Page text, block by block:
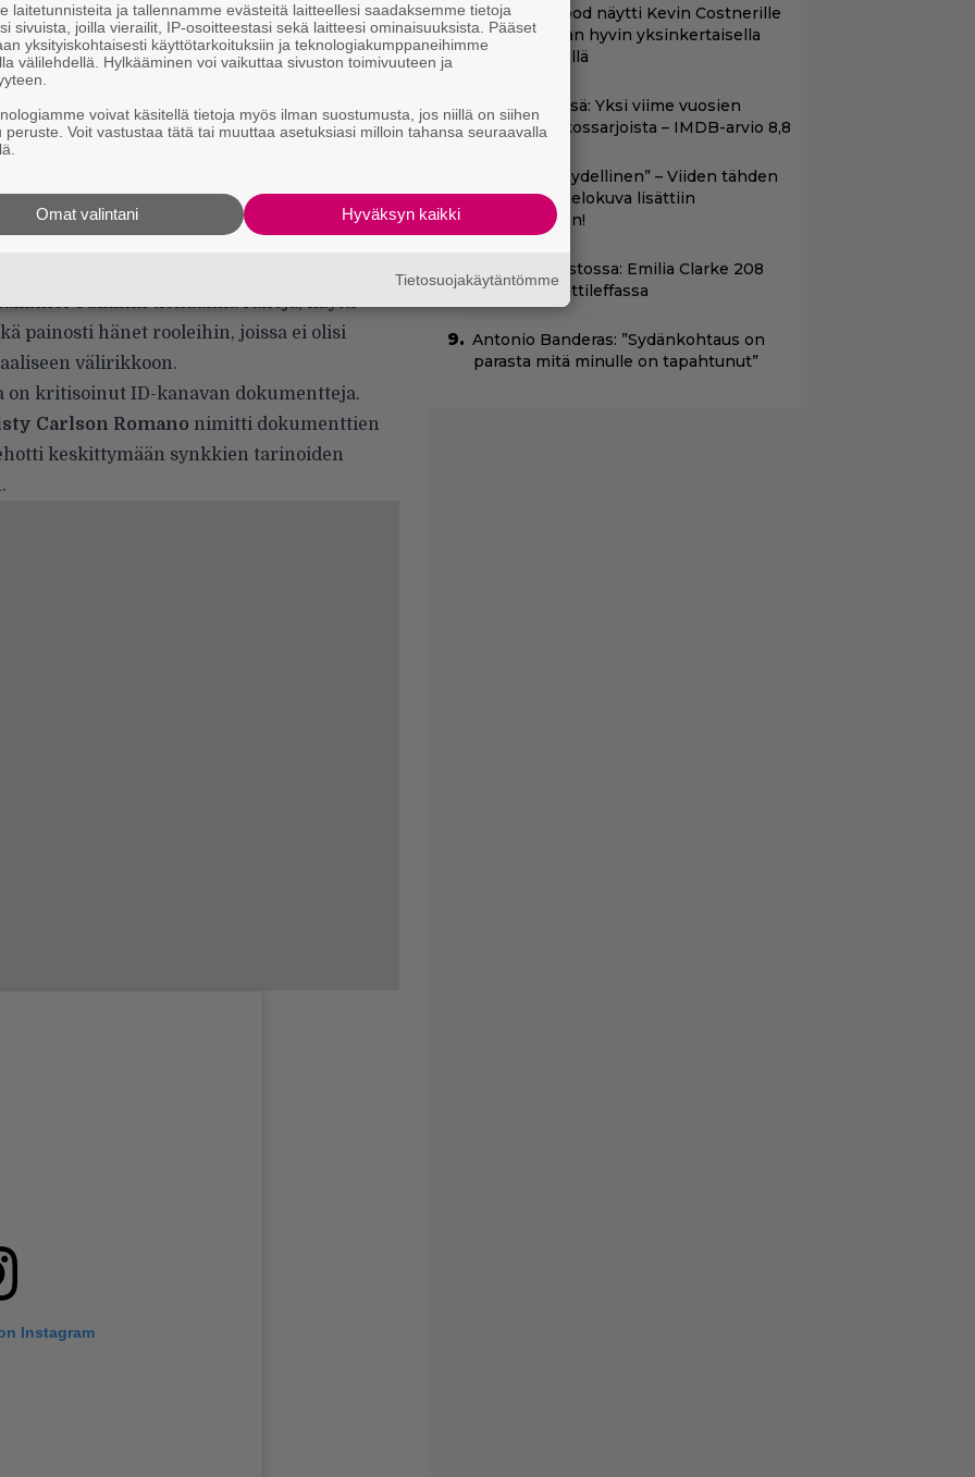
avoimesti kokemuksistaan
Culkinin tienaamia rahoja, käytti
painosti hänet rooleihin, joissa ei olisi
välirikkoon.
on kritisoinut ID-kanavan dokumentteja.
Carlson Romano nimitti dokumenttien
keskittymään synkkien tarinoiden
Instagram
Clint Eastwood näytti Kevin Costnerille
kaapin paikan hyvin yksinkertaisella
toimenpiteellä
Nyt Netflixissä: Yksi viime vuosien
parhaista rikossarjoista – IMDB-arvio 8,8
”Lajissaan täydellinen” – Viiden tähden
scifitoimintaelokuva lisättiin
suoratoistoon!
Nyt suoratoistossa: Emilia Clarke 208
miljoonan hittileffassa
Antonio Banderas: ”Sydänkohtaus on
parasta mitä minulle on tapahtunut”
laitetunnisteita ja tallennamme evästeitä laitteellesi saadaksemme tietoja
sivuista, joilla vierailit, IP-osoitteestasi sekä laitteesi ominaisuuksista. Pääset
yksityiskohtaisesti käyttötarkoituksiin ja teknologiakumppaneihimme
välilehdellä. Hylkääminen voi vaikuttaa sivuston toimivuuteen ja
voivat käsitellä tietoja myös ilman suostumusta, jos niillä on siihen
peruste. Voit vastustaa tätä tai muuttaa asetuksiasi milloin tahansa seuraavalla
Hyväksyn kaikki
Omat valintani
Tietosuojakäytäntömme